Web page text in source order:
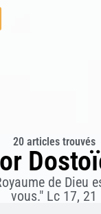
20 articles trouvés
de Dieu
vous." Lc 17, 21